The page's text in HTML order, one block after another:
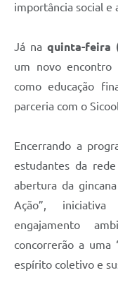
importância social e
Já naquinta-feira
um novo encontro
como educação
parceria com o
Encerrando a
estudantes da
abertura da
Ação”,
engajamento
concorrerão a uma
espírito coletivo e